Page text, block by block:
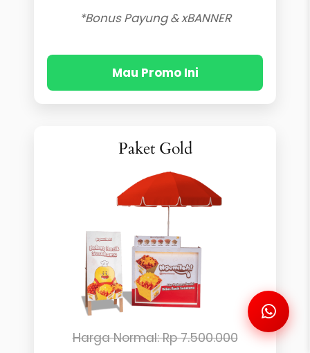
*Bonus Payung & xBANNER
Mau Promo Ini
Paket Gold
Harga Normal: Rp 7.500.000
Saya Mau Promonya